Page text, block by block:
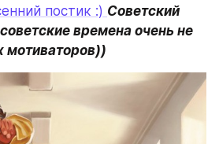
постик :) Советский
времена очень не
мотиваторов))